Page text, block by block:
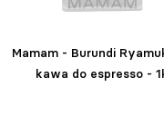
Mamam - Burundi
kawa do espresso -